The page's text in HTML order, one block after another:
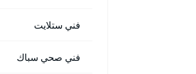
فني ستلايت
فني صحي سباك